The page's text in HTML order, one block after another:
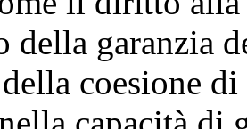
della garanzia
coesione di